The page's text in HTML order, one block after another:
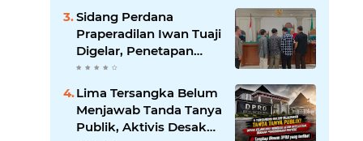
‎Sidang Perdana
Praperadilan Iwan Tuaji
Digelar, Penetapan
Tersangka hingga
Digugat
Lima Tersangka Belum
Menjawab Tanda Tanya
Publik, Aktivis Desak